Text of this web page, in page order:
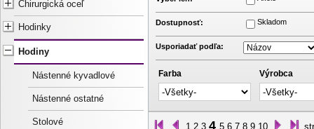
Chirurgická oceľ
Hodinky
Hodiny
Nástenné kyvadlové
Nástenné ostatné
Stolové
Dostupnosť: Skladom
Usporiadať podľa:
Farba Výrobca
1 2 3 4 5 6 7 8 9 10